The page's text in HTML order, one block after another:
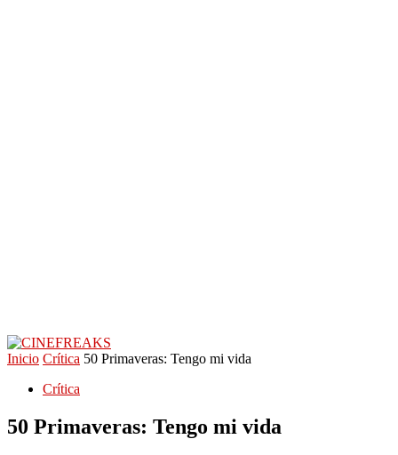
Inicio Crítica 50 Primaveras: Tengo mi vida
Crítica
50 Primaveras: Tengo mi vida